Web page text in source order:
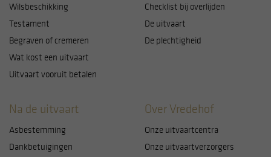
Wilsbeschikking
Testament
Begraven of cremeren
Wat kost een uitvaart
Uitvaart vooruit betalen
Checklist bij overlijden
De uitvaart
De plechtigheid
Na de uitvaart
Asbestemming
Dankbetuigingen
Over Vredehof
Onze uitvaartcentra
Onze uitvaartverzorgers